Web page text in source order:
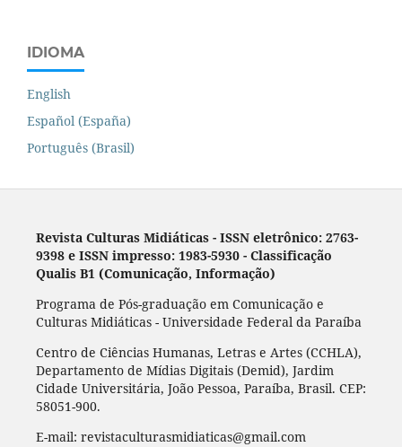
IDIOMA
English
Español (España)
Português (Brasil)
Revista Culturas Midiáticas - ISSN eletrônico: 2763-
9398 e ISSN impresso: 1983-5930 - Classificação
Qualis B1 (Comunicação, Informação)
Programa de Pós-graduação em Comunicação e
Culturas Midiáticas - Universidade Federal da Paraíba
Centro de Ciências Humanas, Letras e Artes (CCHLA),
Departamento de Mídias Digitais (Demid), Jardim
Cidade Universitária, João Pessoa, Paraíba, Brasil. CEP:
58051-900.
E-mail: revistaculturasmidiaticas@gmail.com